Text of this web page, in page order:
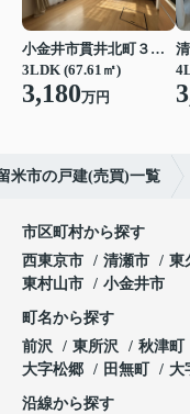
小金井市貫井北町３丁目
3LDK (67.61㎡)
3,180万円
米市の戸建(売買)一覧
市区町村から探す
西東京市
清瀬市 東
東村山市
小金井市
町名から探す
前沢
東所沢 秋津町
大字松郷
田無町 大
沿線から探す